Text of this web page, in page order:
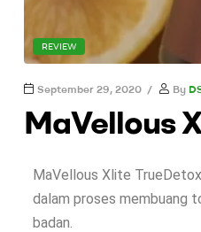
REVIEW
September 29, 2020 By
MaVellous
MaVellous Xlite
dalam proses membuang
badan.